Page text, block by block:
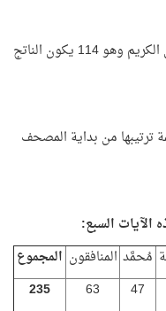
لأنك إذا أضفت العدد 7 إلى عدد سور القرآن الكريم وهو 114 يكون الناتج
آية رقمها 11 وعدد كلماتها 11 كلمة ترتيبها من بداية المصحف
الآيات السبع:
مُحمَّد المنافقون المجموع
47
63
235